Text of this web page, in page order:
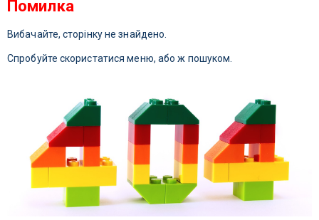
Помилка
Вибачайте, сторінку не знайдено.
Спробуйте скористатися меню, або ж пошуком.